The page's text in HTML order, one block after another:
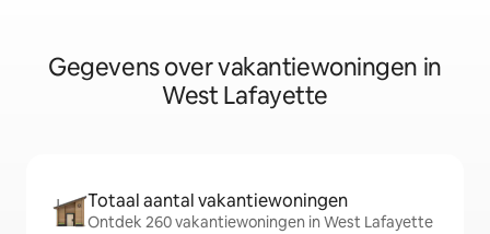
Gegevens over vakantiewoningen in
West Lafayette
Totaal aantal vakantiewoningen
Ontdek 260 vakantiewoningen in West Lafayette